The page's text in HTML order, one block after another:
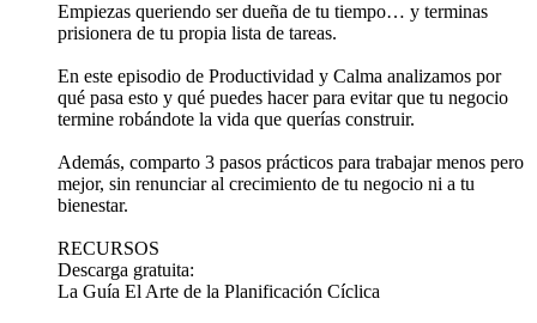
Empiezas queriendo ser dueña de tu tiempo… y terminas
prisionera de tu propia lista de tareas.
En este episodio de Productividad y Calma analizamos por
qué pasa esto y qué puedes hacer para evitar que tu negocio
termine robándote la vida que querías construir.
Además, comparto 3 pasos prácticos para trabajar menos pero
mejor, sin renunciar al crecimiento de tu negocio ni a tu
bienestar.
RECURSOS
Descarga gratuita:
La Guía El Arte de la Planificación Cíclica